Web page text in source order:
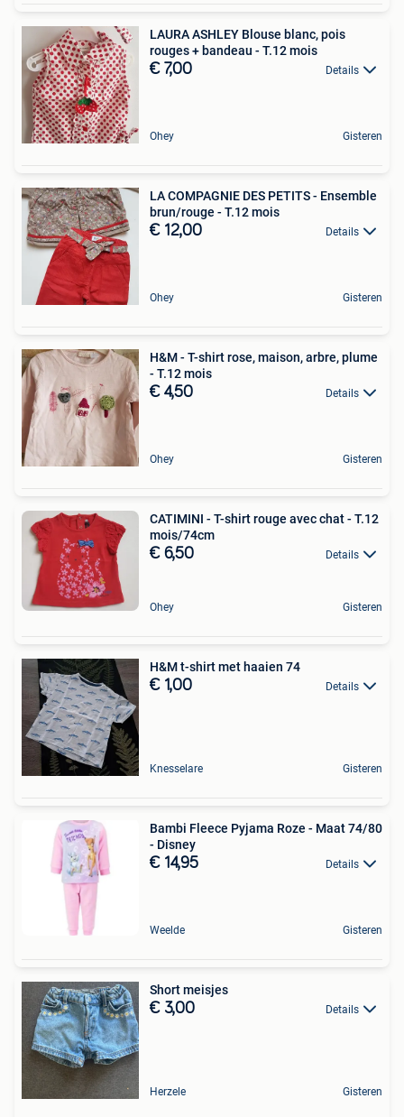
LAURA ASHLEY Blouse blanc, pois
rouges + bandeau - T.12 mois
€ 7,00 Details
Ohey Gisteren
LA COMPAGNIE DES PETITS - Ensemble
brun/rouge - T.12 mois
€ 12,00 Details
Ohey Gisteren
H&M - T-shirt rose, maison, arbre, plume
- T.12 mois
€ 4,50 Details
Ohey Gisteren
CATIMINI - T-shirt rouge avec chat - T.12
mois/74cm
€ 6,50 Details
Ohey Gisteren
H&M t-shirt met haaien 74
€ 1,00 Details
Knesselare Gisteren
Bambi Fleece Pyjama Roze - Maat 74/80
- Disney
€ 14,95 Details
Weelde Gisteren
Short meisjes
€ 3,00 Details
Herzele Gisteren